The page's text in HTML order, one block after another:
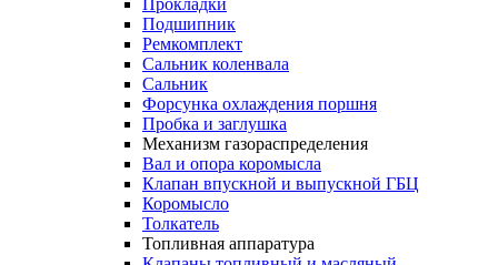
Прокладки
Подшипник
Ремкомплект
Сальник коленвала
Сальник
Форсунка охлаждения поршня
Пробка и заглушка
Механизм газораспределения
Вал и опора коромысла
Клапан впускной и выпускной ГБЦ
Коромысло
Толкатель
Топливная аппаратура